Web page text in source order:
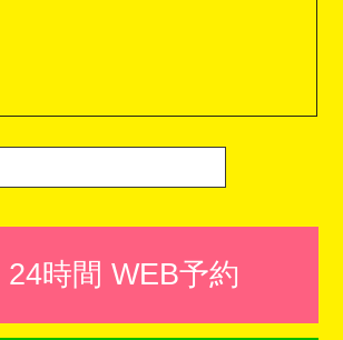
24時間 WEB予約